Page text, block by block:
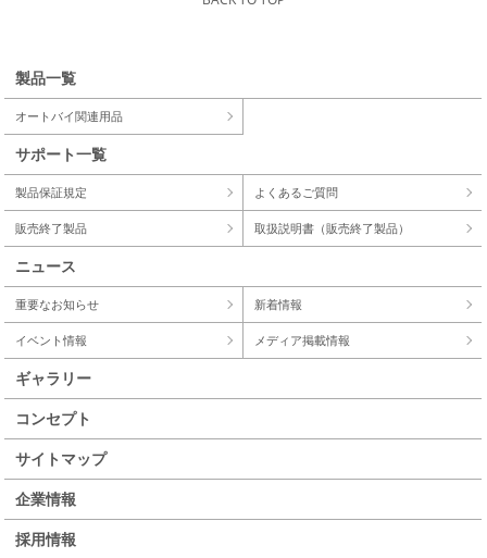
製品一覧
オートバイ関連用品
サポート一覧
製品保証規定 よくあるご質問
販売終了製品 取扱説明書（販売終了製品）
ニュース
重要なお知らせ 新着情報
イベント情報 メディア掲載情報
ギャラリー
コンセプト
サイトマップ
企業情報
採用情報